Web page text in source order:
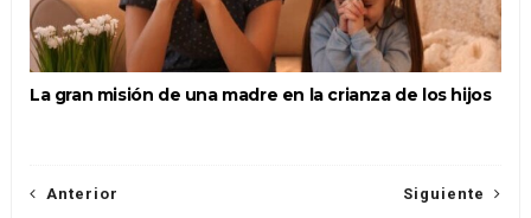
La gran misión de una madre en la crianza de los hijos
Siguiente
Anterior